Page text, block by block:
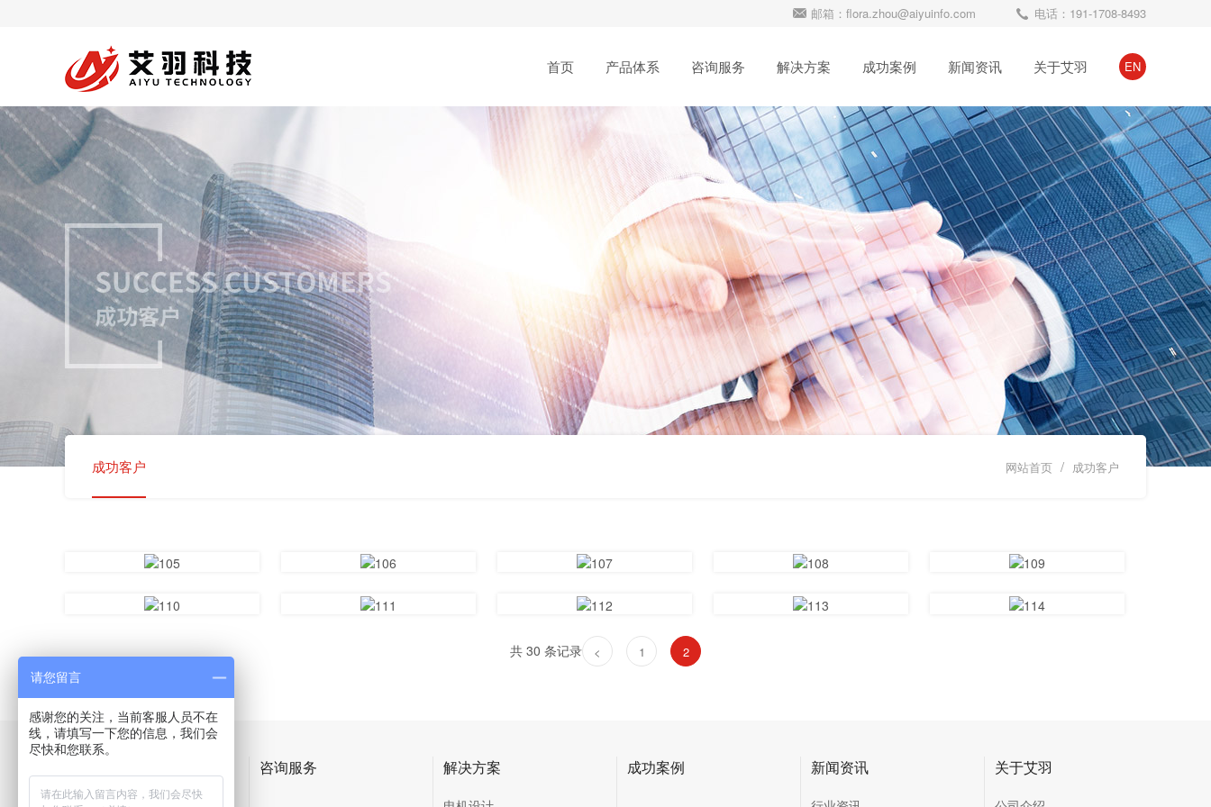
电话：191-1708-8493
邮箱：flora.zhou@aiyuinfo.com
首页 产品体系 咨询服务 解决方案 成功案例 新闻资讯 关于艾羽 EN
成功客户 网站首页 / 成功客户
共 30 条记录 < 1 2
咨询服务 解决方案 成功案例 新闻资讯 关于艾羽
请您留言
感谢您的关注，当前客服人员不在
线，请填写一下您的信息，我们会
尽快和您联系。